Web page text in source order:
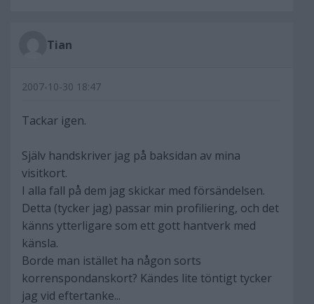
Tian
2007-10-30 18:47
Tackar igen.
Själv handskriver jag på baksidan av mina
visitkort.
I alla fall på dem jag skickar med försändelsen.
Detta (tycker jag) passar min profiliering, och det
känns ytterligare som ett gott hantverk med
känsla.
Borde man istället ha någon sorts
korrenspondanskort? Kändes lite töntigt tycker
jag vid eftertanke...